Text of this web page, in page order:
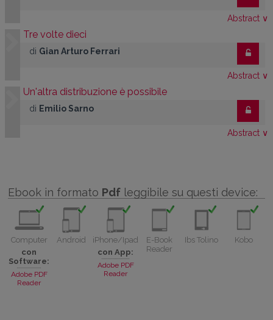
Abstract ∨
Tre volte dieci
di Gian Arturo Ferrari
Abstract ∨
Un'altra distribuzione è possibile
di Emilio Sarno
Abstract ∨
Ebook in formato Pdf leggibile su questi device:
Computer
con
Software:
Adobe PDF
Reader
Android
iPhone/Ipad
con App:
Adobe PDF
Reader
E-Book
Reader
Ibs Tolino Kobo